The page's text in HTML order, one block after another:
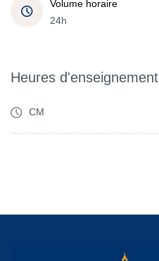
Volume horaire
24h
Heures d'enseignement
CM